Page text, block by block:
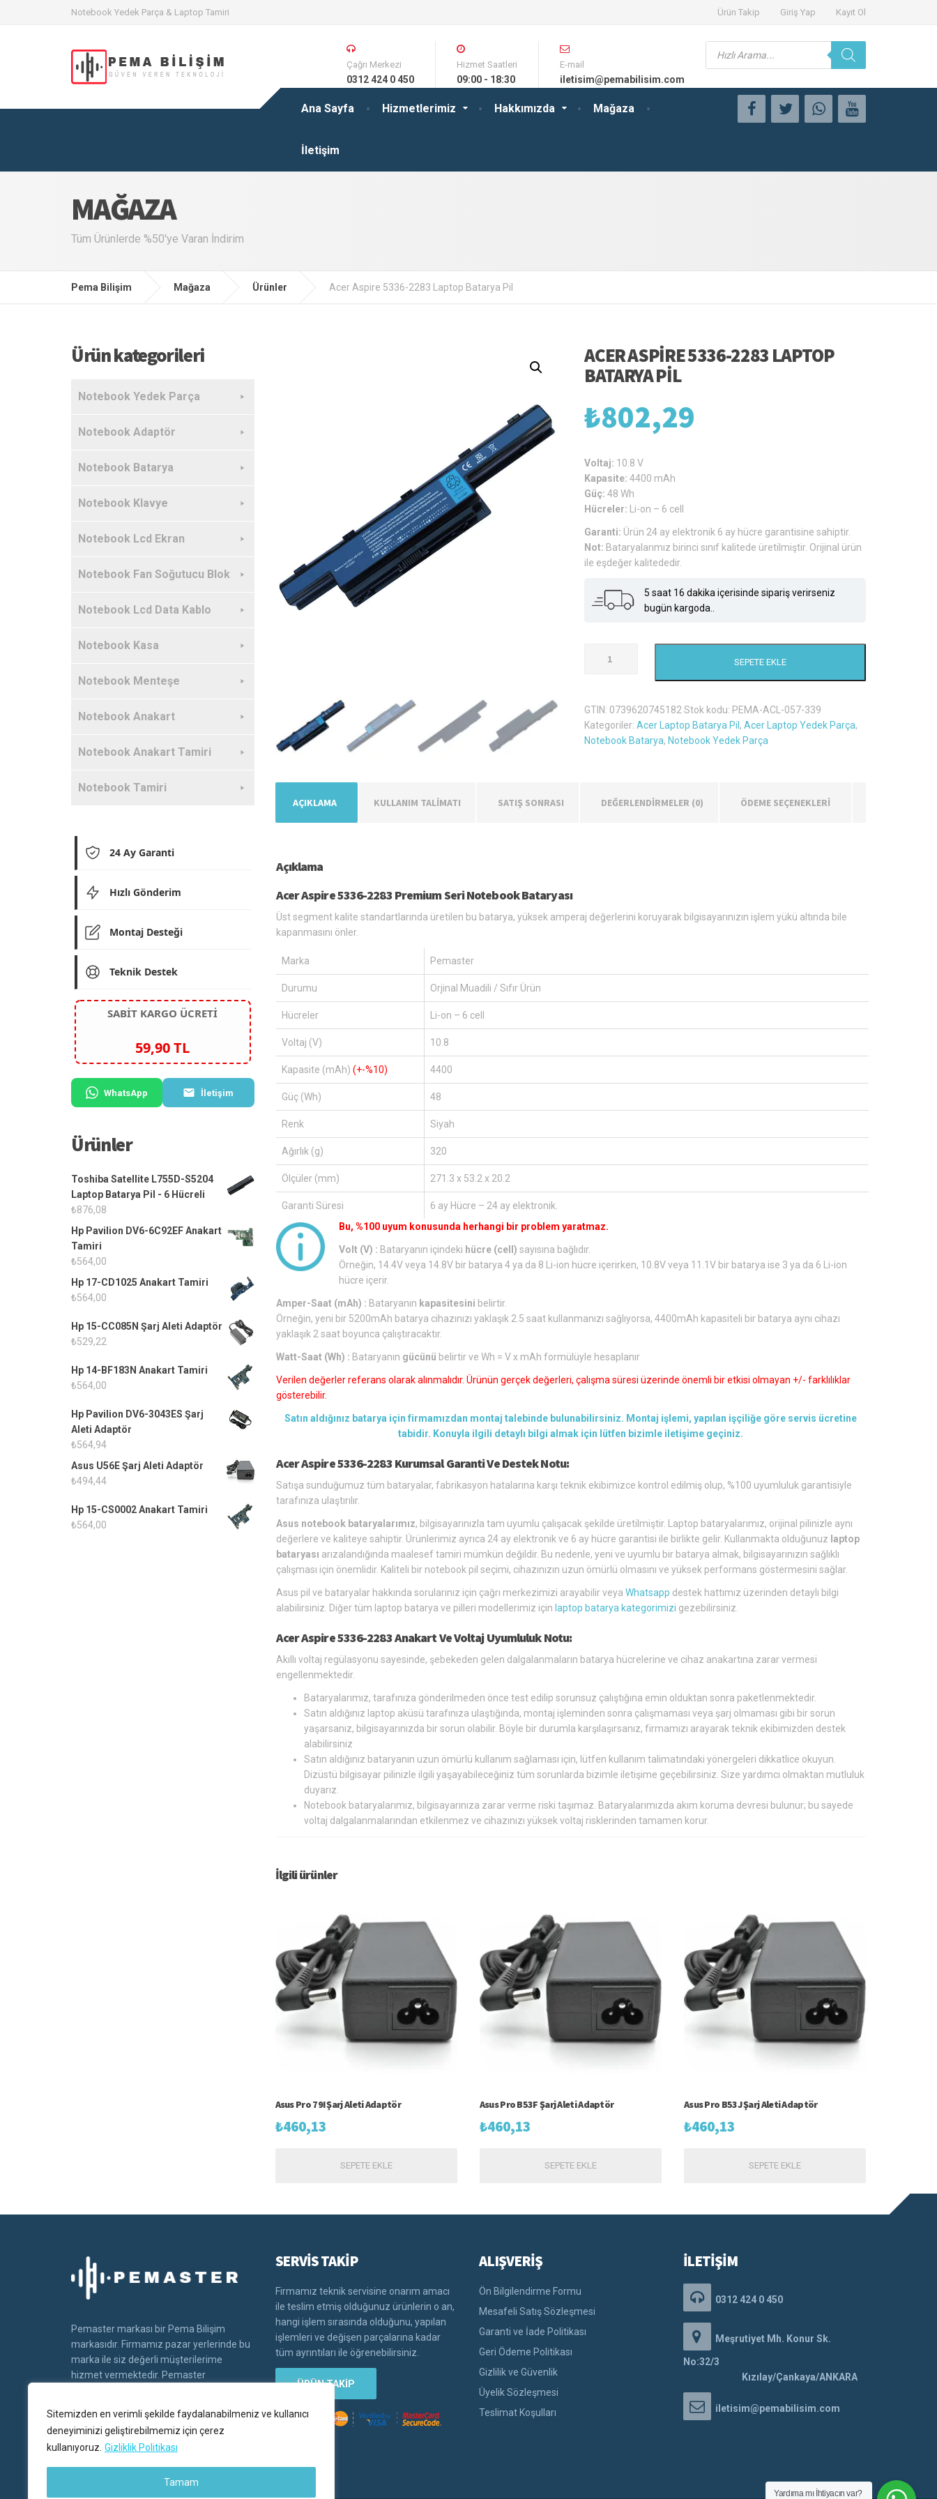
Sitemizden en verimli şekilde faydalanabilmeniz ve kullanıcı
deneyiminizi geliştirebilmemiz için çerez
kullanıyoruz. Gizliklik Politikası
Tamam
Notebook Yedek Parça & Laptop Tamiri Ürün Takip Giriş Yap Kayıt Ol
Ana Sayfa Hizmetlerimiz Hakkımızda Mağaza
İletişim
Çağrı Merkezi
0312 424 0 450
Hizmet Saatleri
09:00 - 18:30
E-mail
iletisim@pemabilisim.com
Products
search
MAĞAZA
Tüm Ürünlerde %50'ye Varan İndirim
Pema Bilişim Mağaza Ürünler Acer Aspire 5336-2283 Laptop Batarya Pil
ACER ASPIRE 5336-2283 LAPTOP
BATARYA PIL
₺802,29
Voltaj: 10.8 V
Kapasite:4400 mAh
Güç:48 Wh
Hücreler:
Li-on – 6 cell
Garanti: Ürün 24 ay elektronik 6 ay hücre garantisine sahiptir.
Not: Bataryalarımız birinci sınıf kalitede üretilmiştir. Orijinal ürün
ile eşdeğer kalitededir.
5 saat 16 dakika içerisinde sipariş verirseniz
bugün kargoda..
Aspire
Laptop
Batarya
Pil
SEPETE EKLE
GTIN: 0739620745182 Stok kodu: PEMA-ACL-057-339
Kategoriler:Acer Laptop Batarya Pil ,Acer Laptop Yedek Parça,
Notebook Batarya, Notebook Yedek Parça
AÇIKLAMA KULLANIM TALİMATI SATIŞ SONRASI DEĞERLENDIRMELER (0) ÖDEME SEÇENEKLERİ
Açıklama
Acer Aspire 5336-2283 Premium Seri Notebook Bataryası
Üst segment kalite standartlarında üretilen bu batarya, yüksek amperaj değerlerini koruyarak bilgisayarınızın işlem yükü altında bile
kapanmasını önler.
Marka Pemaster
Durumu Orjinal Muadili / Sıfır Ürün
Hücreler Li-on – 6 cell
Voltaj (V) 10.8
Kapasite (mAh) (+-%10) 4400
Güç (Wh) 48
Renk Siyah
Ağırlık (g) 320
Ölçüler (mm) 271.3 x 53.2 x 20.2
Garanti Süresi
6 ay Hücre – 24 ay elektronik.
Bu, %100 uyum konusunda herhangi bir problem yaratmaz.
Volt (V) : Bataryanın içindeki hücre (cell) sayısına bağlıdır.
Örneğin, 14.4V veya 14.8V bir batarya 4 ya da 8 Li-ion hücre içerirken, 10.8V veya 11.1V bir batarya ise 3 ya da 6 Li-ion
hücre içerir.
Amper-Saat (mAh) : Bataryanın kapasitesini belirtir.
Örneğin, yeni bir 5200mAh batarya cihazınızı yaklaşık 2.5 saat kullanmanızı sağlıyorsa, 4400mAh kapasiteli bir batarya aynı cihazı
yaklaşık 2 saat boyunca çalıştıracaktır.
Watt-Saat (Wh) : Bataryanın gücünü belirtir ve Wh = V x mAh formülüyle hesaplanır
Verilen değerler referans olarak alınmalıdır. Ürünün gerçek değerleri, çalışma süresi üzerinde önemli bir etkisi olmayan +/- farklılıklar
gösterebilir.
Satın aldığınız batarya için firmamızdan montaj talebinde bulunabilirsiniz. Montaj işlemi, yapılan işçiliğe göre servis ücretine
tabidir. Konuyla ilgili detaylı bilgi almak için lütfen bizimle iletişime geçiniz.
Acer Aspire 5336-2283 Kurumsal Garanti Ve Destek Notu:
Satışa sunduğumuz tüm bataryalar, fabrikasyon hatalarına karşı teknik ekibimizce kontrol edilmiş olup, %100 uyumluluk garantisiyle
tarafınıza ulaştırılır.
Asus notebook bataryalarımız, bilgisayarınızla tam uyumlu çalışacak şekilde üretilmiştir. Laptop bataryalarımız, orijinal pilinizle aynı
değerlere ve kaliteye sahiptir. Ürünlerimiz ayrıca 24 ay elektronik ve 6 ay hücre garantisi ile birlikte gelir. Kullanmakta olduğunuz laptop
bataryası arızalandığında maalesef tamiri mümkün değildir. Bu nedenle, yeni ve uyumlu bir batarya almak, bilgisayarınızın sağlıklı
çalışması için önemlidir. Kaliteli bir notebook pil seçimi, cihazınızın uzun ömürlü olmasını ve yüksek performans göstermesini sağlar.
Asus pil ve bataryalar hakkında sorularınız için çağrı merkezimizi arayabilir veya Whatsapp destek hattımız üzerinden detaylı bilgi
alabilirsiniz. Diğer tüm laptop batarya ve pilleri modellerimiz için laptop batarya kategorimizi gezebilirsiniz.
Acer Aspire 5336-2283 Anakart Ve Voltaj Uyumluluk Notu:
Akıllı voltaj regülasyonu sayesinde, şebekeden gelen dalgalanmaların batarya hücrelerine ve cihaz anakartına zarar vermesi
engellenmektedir.
Bataryalarımız, tarafınıza gönderilmeden önce test edilip sorunsuz çalıştığına emin olduktan sonra paketlenmektedir.
Satın aldığınız laptop aküsü tarafınıza ulaştığında, montaj işleminden sonra çalışmaması veya şarj olmaması gibi bir sorun
yaşarsanız, bilgisayarınızda bir sorun olabilir. Böyle bir durumla karşılaşırsanız, firmamızı arayarak teknik ekibimizden destek
alabilirsiniz
Satın aldığınız bataryanın uzun ömürlü kullanım sağlaması için, lütfen kullanım talimatındaki yönergeleri dikkatlice okuyun.
Dizüstü bilgisayar pilinizle ilgili yaşayabileceğiniz tüm sorunlarda bizimle iletişime geçebilirsiniz. Size yardımcı olmaktan mutluluk
duyarız.
Notebook bataryalarımız, bilgisayarınıza zarar verme riski taşımaz. Bataryalarımızda akım koruma devresi bulunur; bu sayede
voltaj dalgalanmalarından etkilenmez ve cihazınızı yüksek voltaj risklerinden tamamen korur.
İlgili ürünler
Asus Pro 79I Şarj Aleti Adaptör
₺460,13
SEPETE EKLE
Asus Pro B53F Şarj Aleti Adaptör
₺460,13
SEPETE EKLE
Asus Pro B53J Şarj Aleti Adaptör
₺460,13
SEPETE EKLE
Ürün kategorileri
Notebook Yedek Parça
Notebook Adaptör
Notebook Batarya
Notebook Klavye
Notebook Lcd Ekran
Notebook Fan Soğutucu Blok
Notebook Lcd Data Kablo
Notebook Kasa
Notebook Menteşe
Notebook Anakart
Notebook Anakart Tamiri
Notebook Tamiri
24 Ay Garanti
Hızlı Gönderim
Montaj Desteği
Teknik Destek
SABİT KARGO ÜCRETİ
59,90 TL
WhatsApp İletişim
Ürünler
Toshiba Satellite L755D-S5204
Laptop Batarya Pil - 6 Hücreli
₺876,08
Hp Pavilion DV6-6C92EF Anakart
Tamiri
₺564,00
Hp 17-CD1025 Anakart Tamiri
₺564,00
Hp 15-CC085N Şarj Aleti Adaptör
₺529,22
Hp 14-BF183N Anakart Tamiri
₺564,00
Hp Pavilion DV6-3043ES Şarj
Aleti Adaptör
₺564,94
Asus U56E Şarj Aleti Adaptör
₺494,44
Hp 15-CS0002 Anakart Tamiri
₺564,00
Pemaster markası bir Pema Bilişim
markasıdır. Firmamız pazar yerlerinde bu
marka ile siz değerli müşterilerime
hizmet vermektedir. Pemaster
SERVİS TAKİP
Firmamız teknik servisine onarım amacı
ile teslim etmiş olduğunuz ürünlerin o an,
hangi işlem sırasında olduğunu, yapılan
işlemleri ve değişen parçalarına kadar
tüm ayrıntıları ile öğrenebilirsiniz.
ÜRÜN TAKİP
ALIŞVERİŞ
Ön Bilgilendirme Formu
Mesafeli Satış Sözleşmesi
Garanti ve İade Politikası
Geri Ödeme Politikası
Gizlilik ve Güvenlik
Üyelik Sözleşmesi
Teslimat Koşulları
İLETİŞİM
0312 424 0 450
Meşrutiyet Mh. Konur Sk.
No:32/3
Kızılay/Çankaya/ANKARA
iletisim@pemabilisim.com
Yardıma mı İhtiyacın var?